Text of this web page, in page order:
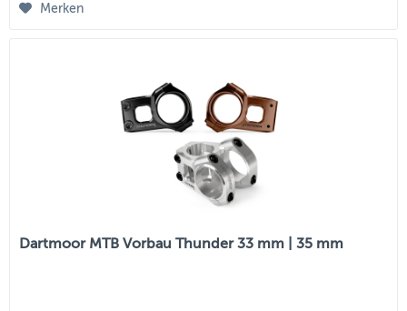
Merken
Dartmoor MTB Vorbau Thunder 33 mm | 35 mm